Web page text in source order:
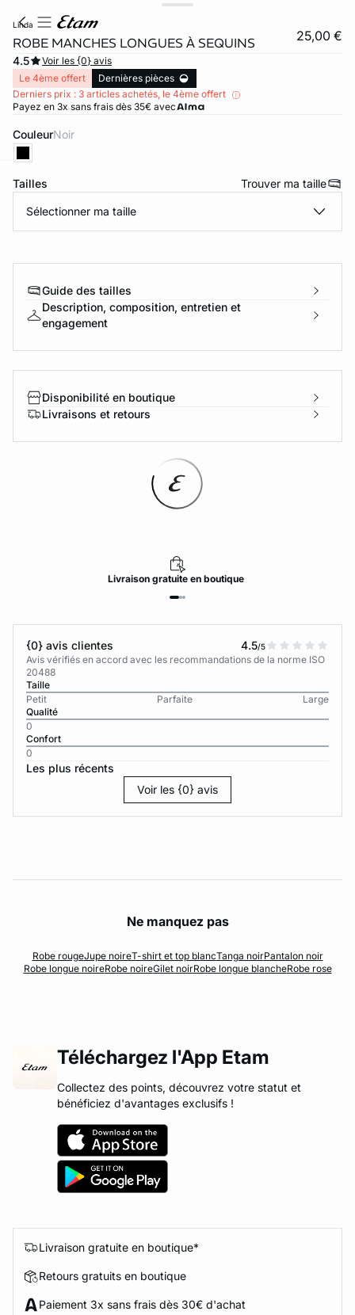
linda
ROBE MANCHES LONGUES À SEQUINS 25,00 €
4.5
Voir les {0} avis
Le 4ème offert
Dernières pièces
Derniers prix : 3 articles achetés, le 4ème offert
Payez en 3x sans frais dès 35€ avec
Couleur noir
Tailles Trouver ma taille
Sélectionner ma taille
Guide des tailles
Description, composition, entretien et
engagement
Disponibilité en boutique
Livraisons et retours
Livraisongratuiteen boutique
{0} avis clientes 4.5/5
Avis vérifiés en accord avec les recommandations de la norme ISO
20488
Taille
Petit
Parfaite
Large
Qualité
0
Confort
0
Les plus récents
Voir les {0} avis
Ne manquez pas
Robe rougeJupe noireT-shirt et top blancTanga noirPantalon noir
Robe longue noireRobe noireGilet noirRobe longue blancheRobe rose
Téléchargez l'App Etam
Collectez des points, découvrez votre statut et
bénéficiez d'avantages exclusifs !
Livraison gratuite en boutique*
Retours gratuits en boutique
Paiement 3x sans frais dès 30€ d'achat